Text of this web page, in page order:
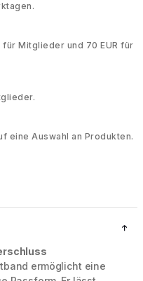
Mitglieder und 70 EUR für
eine Auswahl an Produkten.
ermöglicht eine